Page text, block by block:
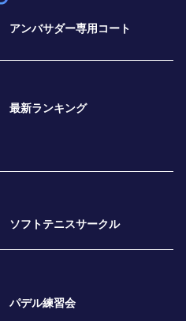
アンバサダー専用コート
最新ランキング
ソフトテニスサークル
パデル練習会